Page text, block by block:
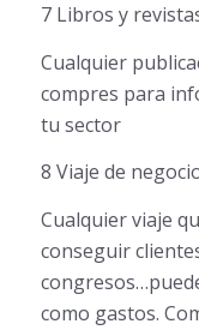
7 Libros y
Cualquier
compres para
tu sector
8 Viaje de
Cualquier viaje
conseguir
como gastos.